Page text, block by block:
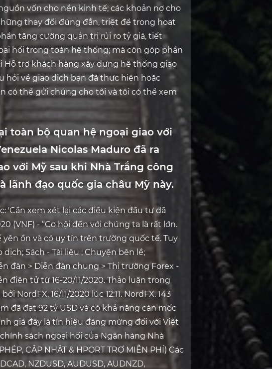
vốn cho nền kinh tế; các khoản nợ cho
thay đổi đúng đắn, triệt để trong hoạt
tăng cường quản trị rủi ro tỷ giá, tiết
hối trong toàn hệ thống; mà còn góp phần
trợ khách hàng xây dựng hệ thống giao
hỏi về giao dịch bạn đã thực hiện hoặc
có thể gửi chúng cho tôi và tôi có thể xem
toàn bộ quan hệ ngoại giao với
Nicolas Maduro đã ra
với Mỹ sau khi Nhà Trắng công
lãnh đạo quốc gia châu Mỹ này.
'Cần xem xét lại các điều kiện đầu tư đã
(VNF) - “Cơ hội đến với chúng ta là rất lớn.
ổn và có uy tín trên trường quốc tế. Tuy
Sách - Tài liệu ; Chuyện bên lề;
đàn > Diễn đàn chung > Thị trường Forex -
điện tử từ 16-20/11/2020. Thảo luận trong
NordFX, 16/11/2020 lúc 12:11. NordFX. 143
đã đạt 92 tỷ USD và có khả năng cán mốc
giá đây là tín hiệu đáng mừng đối với Việt
sách ngoại hối của Ngân hàng Nhà
CẬP NHẬT & HPORT TRỢ MIỄN PHÍ) Các
NZDUSD, AUDUSD, AUDNZD,